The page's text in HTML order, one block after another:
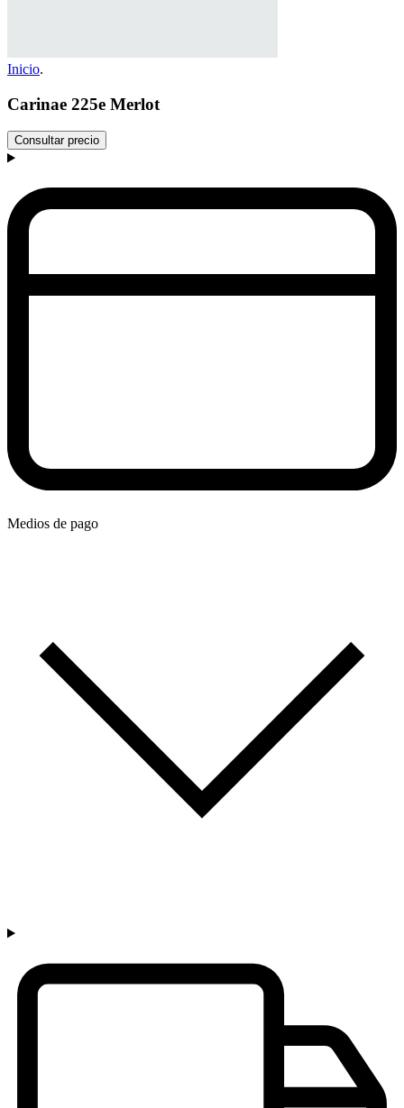
Inicio.
Carinae 225e Merlot
Consultar precio
Medios de pago